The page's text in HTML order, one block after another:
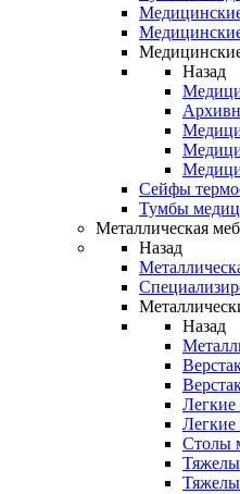
Назад
Сейфы
Тумбы
Металлическая
Назад
Назад
Легкие
Легкие
Столы